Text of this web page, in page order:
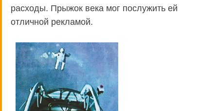
расходы. Прыжок века мог послужить ей
отличной рекламой.